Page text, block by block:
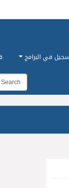
في البرامج